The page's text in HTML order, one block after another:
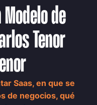
de
Tenor
Saas, en que se
de negocios, qué